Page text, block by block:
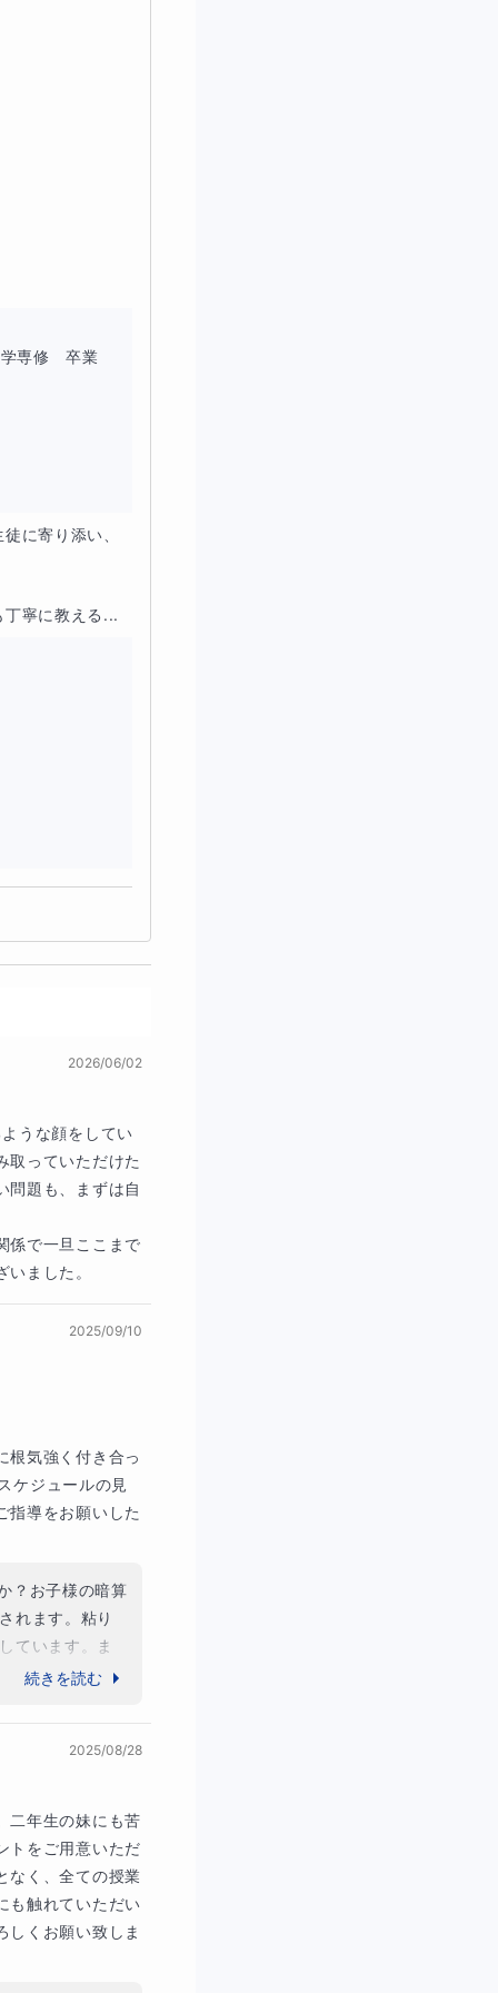
認します。全く
しっかり見て、
理解できるよう
びを感じられる
専修　卒業
に寄り添い、
寧に教える...
2026/06/02
うな顔をしてい
取っていただけた
問題も、まずは自
係で一旦ここまで
ました。
2025/09/10
根気強く付き合っ
ケジュールの見
指導をお願いした
？お子様の暗算
れます。粘り
ています。ま
続きを読む
2025/08/28
二年生の妹にも苦
トをご用意いただ
なく、全ての授業
も触れていただい
しくお願い致しま